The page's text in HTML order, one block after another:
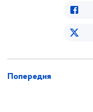
Попередня